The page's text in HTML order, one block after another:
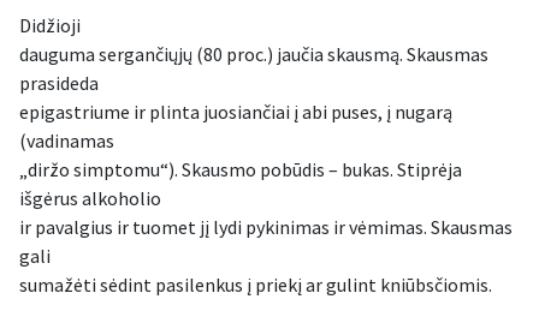
Didžioji
dauguma sergančiųjų (80 proc.) jaučia skausmą. Skausmas
prasideda
epigastriume ir plinta juosiančiai į abi puses, į nugarą
(vadinamas
„diržo simptomu“). Skausmo pobūdis – bukas. Stiprėja
išgėrus alkoholio
ir pavalgius ir tuomet jį lydi pykinimas ir vėmimas. Skausmas
gali
sumažėti sėdint pasilenkus į priekį ar gulint kniūbsčiomis.